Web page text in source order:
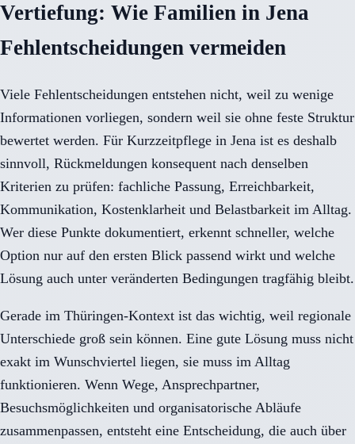
Vertiefung: Wie Familien in Jena
Fehlentscheidungen vermeiden
Viele Fehlentscheidungen entstehen nicht, weil zu wenige
Informationen vorliegen, sondern weil sie ohne feste Struktur
bewertet werden. Für Kurzzeitpflege in Jena ist es deshalb
sinnvoll, Rückmeldungen konsequent nach denselben
Kriterien zu prüfen: fachliche Passung, Erreichbarkeit,
Kommunikation, Kostenklarheit und Belastbarkeit im Alltag.
Wer diese Punkte dokumentiert, erkennt schneller, welche
Option nur auf den ersten Blick passend wirkt und welche
Lösung auch unter veränderten Bedingungen tragfähig bleibt.
Gerade im Thüringen-Kontext ist das wichtig, weil regionale
Unterschiede groß sein können. Eine gute Lösung muss nicht
exakt im Wunschviertel liegen, sie muss im Alltag
funktionieren. Wenn Wege, Ansprechpartner,
Besuchsmöglichkeiten und organisatorische Abläufe
zusammenpassen, entsteht eine Entscheidung, die auch über